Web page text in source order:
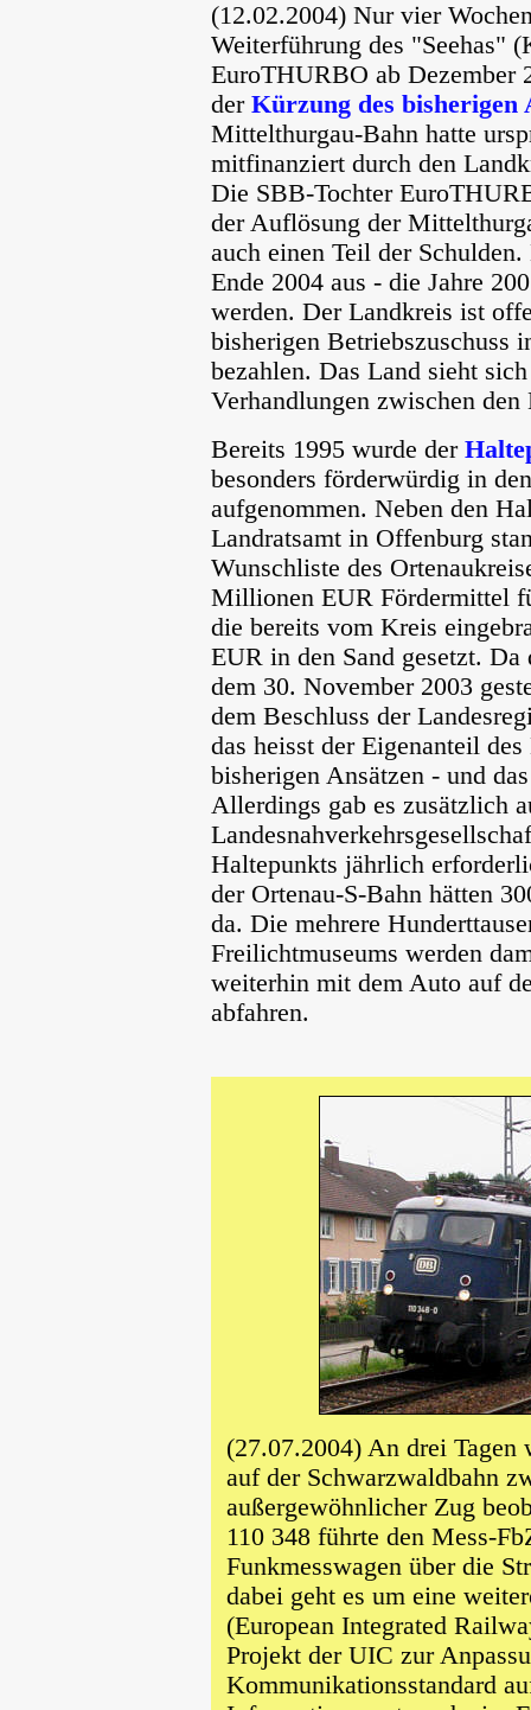
(12.02.2004) Nur vier
Weiterführung des "Seehas"
EuroTHURBO ab Dezember
der Kürzung des bisherigen
Mittelthurgau-Bahn hatte
mitfinanziert durch den
Die SBB-Tochter
der Auflösung der
auch einen Teil der
Ende 2004 aus - die Jahre
werden. Der Landkreis ist
bisherigen Betriebszuschuss
bezahlen. Das Land sieht
Verhandlungen zwischen
Bereits 1995 wurde der
besonders förderwürdig in
aufgenommen. Neben den
Landratsamt in Offenburg
Wunschliste des
Millionen EUR Fördermittel
die bereits vom Kreis
EUR in den Sand gesetzt.
dem 30. November 2003
dem Beschluss der
das heisst der Eigenanteil
bisherigen Ansätzen - und
Allerdings gab es zusätzlich
Haltepunkts jährlich
der Ortenau-S-Bahn hätten
da. Die mehrere
Freilichtmuseums werden
weiterhin mit dem Auto auf
abfahren.
(27.07.2004) An drei Tagen
auf der Schwarzwaldbahn
außergewöhnlicher Zug
110 348 führte den Mess-
Funkmesswagen über die
dabei geht es um eine
(European Integrated
Projekt der UIC zur
Kommunikationsstandard